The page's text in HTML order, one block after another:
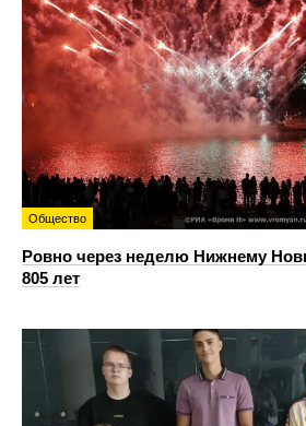
Общество
Ровно через неделю Нижнему
805 лет